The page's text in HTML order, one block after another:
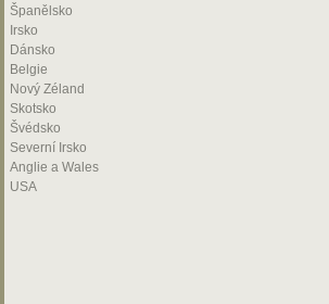
Španělsko
Irsko
Dánsko
Belgie
Nový Zéland
Skotsko
Švédsko
Severní Irsko
Anglie a Wales
USA